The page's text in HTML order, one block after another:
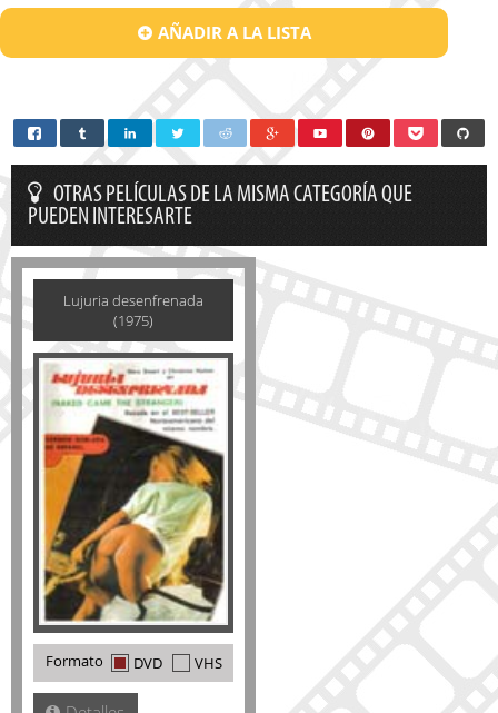
AÑADIR A LA LISTA
OTRAS PELÍCULAS DE LA MISMA CATEGORÍA QUE
PUEDEN INTERESARTE
Lujuria desenfrenada
(1975)
Formato DVD VHS